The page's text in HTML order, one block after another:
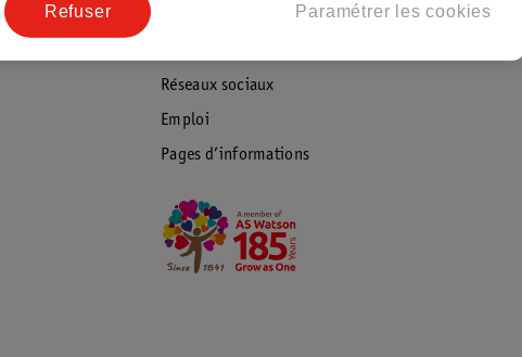
Coordonnées de l’entreprise
Réseaux sociaux
Emploi
Pages d’informations
Paramétrer les cookies
Refuser